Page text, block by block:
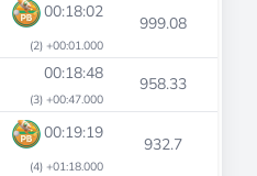
00:18:02
(2) +00:01.000
999.08
00:18:48
(3) +00:47.000
958.33
00:19:19
(4) +01:18.000
932.7